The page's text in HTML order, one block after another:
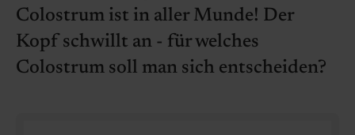
Colostrum ist in aller Munde! Der
Kopf schwillt an - für welches
Colostrum soll man sich entscheiden?